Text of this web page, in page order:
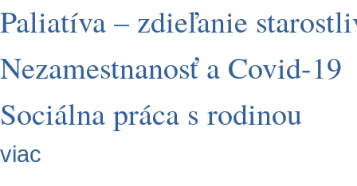
Paliatíva – zdieľanie
Nezamestnanosť a Covid-19
Sociálna práca s rodinou
viac